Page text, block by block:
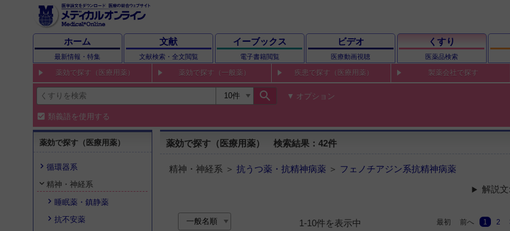
ホーム
最新情報・特集
文献
文献検索・全文閲覧
イーブックス
電子書籍閲覧
ビデオ
医療動画視聴
くすり
医薬品検索
薬効で探す（医療用薬） 薬効で探す（一般薬） 疾患で探す（医療用薬） 製薬会社で探す
search オプション
類義語を使用する
薬効で探す（医療用薬）
循環器系
精神・神経系
睡眠薬・鎮静薬
抗不安薬
薬効で探す（医療用薬） 検索結果：42件
精神・神経系 ＞ 抗うつ薬・抗精神病薬 ＞ フェノチアジン系抗精神病薬
解説
1-10件を表示中 最初 前へ 1 2